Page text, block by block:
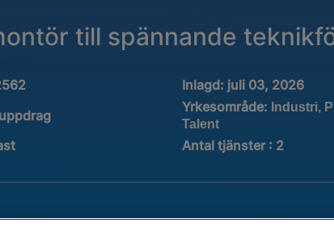
till spännande
Inlagd: juli 03, 2026
Yrkesområde: Industri,
Talent
Antal tjänster : 2